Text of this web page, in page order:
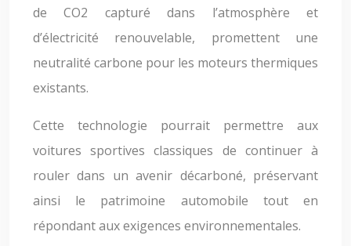
de CO2 capturé dans l’atmosphère et
d’électricité renouvelable, promettent une
neutralité carbone pour les moteurs thermiques
existants.
Cette technologie pourrait permettre aux
voitures sportives classiques de continuer à
rouler dans un avenir décarboné, préservant
ainsi le patrimoine automobile tout en
répondant aux exigences environnementales.